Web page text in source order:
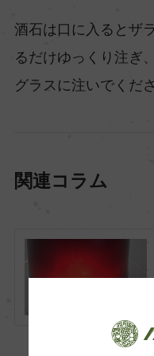
酒石は口に入るとザ
るだけゆっくり注ぎ
グラスに注いでくださ
関連コラム